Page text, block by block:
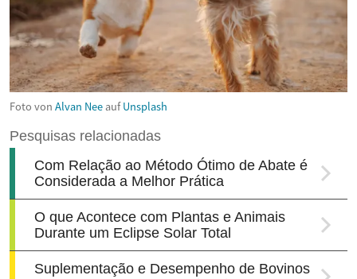
Foto von Alvan NeeaufUnsplash